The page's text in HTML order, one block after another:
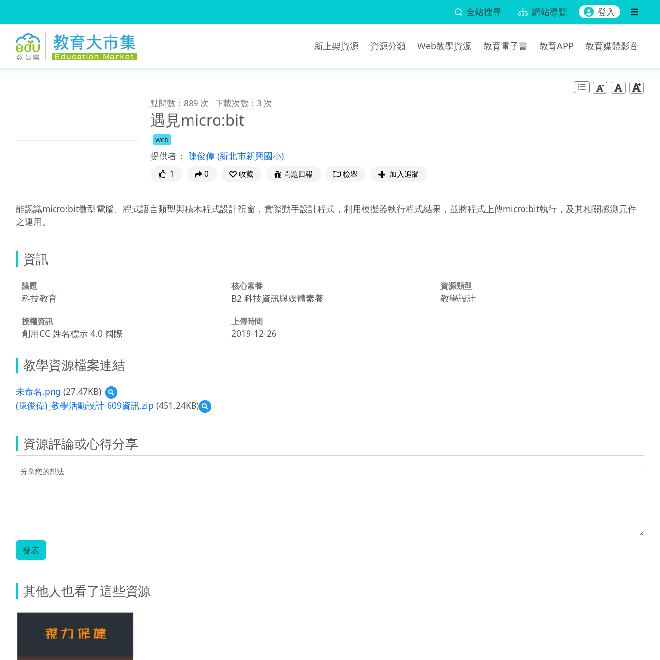
全站搜尋 網站導覽 登入
新上架資源 資源分類 Web教學資源 教育電子書 教育APP 教育媒體影音
點閱數：889 次 下載次數：3 次
遇見micro:bit
web
提供者： 陳俊偉 (新北市新興國小)
1 0 收藏 問題回報 檢舉 加入追蹤
能認識micro:bit微型電腦、程式語言類型與積木程式設計視窗，實際動手設計程式，利用模擬器執行程式結果，並將程式上傳micro:bit執行，及其相關感測元件
之運用。
資訊
議題
科技教育
核心素養
B2 科技資訊與媒體素養
資源類型
教學設計
授權資訊
創用CC 姓名標示 4.0 國際
上傳時間
2019-12-26
教學資源檔案連結
未命名.png (27.47KB)
預
覽
未
(陳俊偉)_教學活動設計-609資訊.zip (451.24KB)
預
覽
學
資源評論或心得分享
發表
其他人也看了這些資源